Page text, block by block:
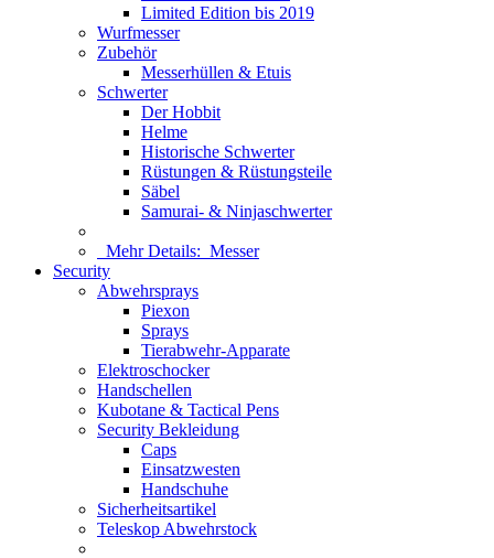
Limited Edition bis 2019
Wurfmesser
Zubehör
Messerhüllen & Etuis
Schwerter
Der Hobbit
Helme
Historische Schwerter
Rüstungen & Rüstungsteile
Säbel
Samurai- & Ninjaschwerter
Mehr Details: Messer
Security
Abwehrsprays
Piexon
Sprays
Tierabwehr-Apparate
Elektroschocker
Handschellen
Kubotane & Tactical Pens
Security Bekleidung
Caps
Einsatzwesten
Handschuhe
Sicherheitsartikel
Teleskop Abwehrstock